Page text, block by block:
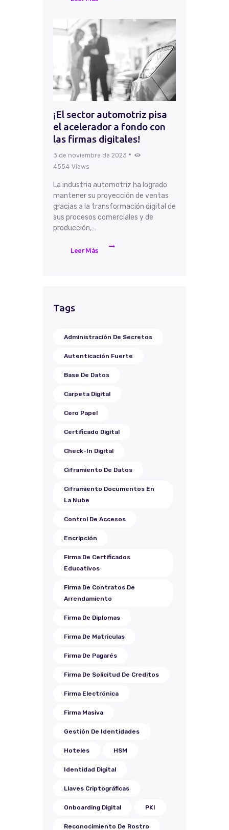
¡El sector automotriz pisa
el acelerador a fondo con
las firmas digitales!
3 de noviembre de 2023
4554 Views
La industria automotriz ha logrado
mantener su proyección de ventas
gracias a la transformación digital de
sus procesos comerciales y de
producción,…
Leer Más
Tags
Administración De Secretos
Autenticación Fuerte
Base De Datos
Carpeta Digital
Cero Papel
Certificado Digital
Check-In Digital
Ciframiento De Datos
Ciframiento Documentos En
La Nube
Control De Accesos
Encripción
Firma De Certificados
Educativos
Firma De Contratos De
Arrendamiento
Firma De Diplomas
Firma De Matriculas
Firma De Pagarés
Firma De Solicitud De Creditos
Firma Electrónica
Firma Masiva
Gestión De Identidades
Hoteles HSM
Identidad Digital
Llaves Criptográficas
Onboarding Digital PKI
Reconocimiento De Rostro